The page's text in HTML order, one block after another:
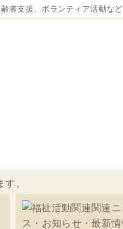
者支援、ボランティア活動など
。